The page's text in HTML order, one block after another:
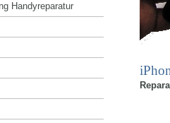
Handyreparatur